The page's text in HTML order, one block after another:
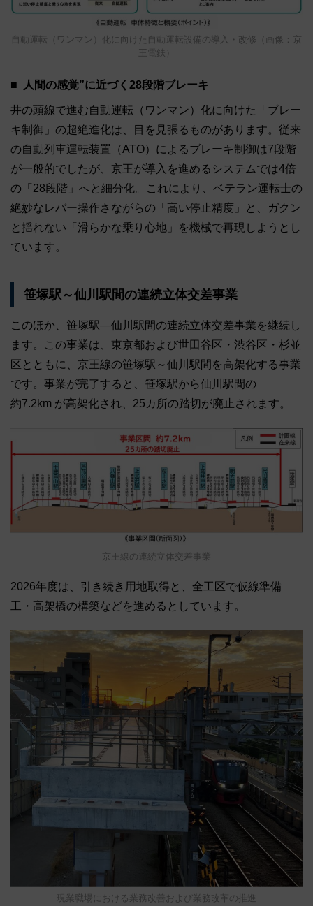
自動運転（ワンマン）化に向けた自動運転設備の導入・改修（画像：京
王電鉄）
人間の感覚”に近づく28段階ブレーキ
井の頭線で進む自動運転（ワンマン）化に向けた「ブレー
キ制御」の超絶進化は、目を見張るものがあります。従来
の自動列車運転装置（ATO）によるブレーキ制御は7段階
が一般的でしたが、京王が導入を進めるシステムでは4倍
の「28段階」へと細分化。これにより、ベテラン運転士の
絶妙なレバー操作さながらの「高い停止精度」と、ガクン
と揺れない「滑らかな乗り心地」を機械で再現しようとし
ています。
笹塚駅～仙川駅間の連続立体交差事業
このほか、笹塚駅―仙川駅間の連続立体交差事業を継続し
ます。この事業は、東京都および世田谷区・渋谷区・杉並
区とともに、京王線の笹塚駅～仙川駅間を高架化する事業
です。事業が完了すると、笹塚駅から仙川駅間の
約7.2km が高架化され、25カ所の踏切が廃止されます。
京王線の連続立体交差事業
2026年度は、引き続き用地取得と、全工区で仮線準備
工・高架橋の構築などを進めるとしています。
現業職場における業務改善および業務改革の推進